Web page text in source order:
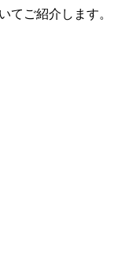
てご紹介します。